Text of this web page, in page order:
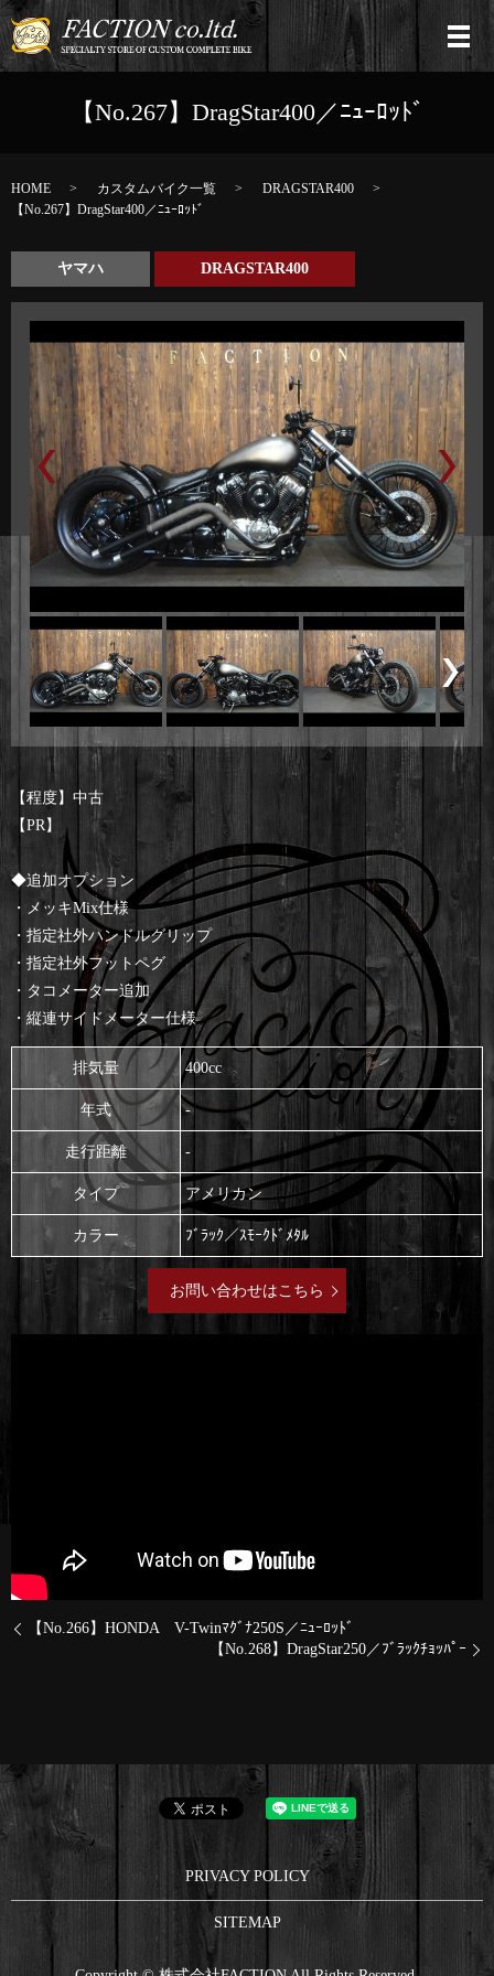
【No.267】DragStar400／ﾆｭｰﾛｯﾄﾞ
HOME カスタムバイク一覧
DRAGSTAR400
【No.267】DragStar400／ﾆｭｰﾛｯﾄﾞ
ヤマハ DRAGSTAR400
【程度】中古
【PR】
◆追加オプション
・メッキMix仕様
・指定社外ハンドルグリップ
・指定社外フットペグ
・タコメーター追加
・縦連サイドメーター仕様
排気量 400cc
年式 -
走行距離 -
タイプ アメリカン
カラー ﾌﾞﾗｯｸ／ｽﾓｰｸﾄﾞﾒﾀﾙ
お問い合わせはこちら
【No.266】HONDA V-Twinﾏｸﾞﾅ250S／ﾆｭｰﾛｯﾄﾞ
【No.268】DragStar250／ﾌﾞﾗｯｸﾁｮｯﾊﾟｰ
PRIVACY POLICY
SITEMAP